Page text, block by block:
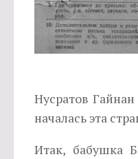
Нусратов
началась эта
Итак, бабушка